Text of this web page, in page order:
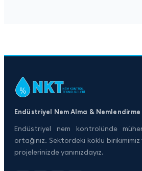
Endüstriyel Nem Alma &
Endüstriyel nem kontrolünde
ortağınız. Sektördeki köklü
projelerinizde yanınızdayız.